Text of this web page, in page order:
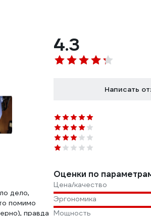
4.3
Написать
Оценки по
Цена/качество
Эргономика
Мощность
дело,
помимо
правда